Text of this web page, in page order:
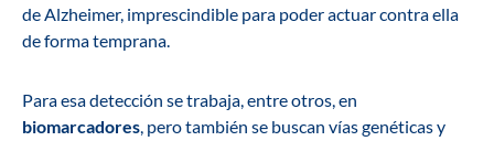
de Alzheimer, imprescindible para poder actuar contra ella
de forma temprana.
Para esa detección se trabaja, entre otros, en
biomarcadores, pero también se buscan vías genéticas y